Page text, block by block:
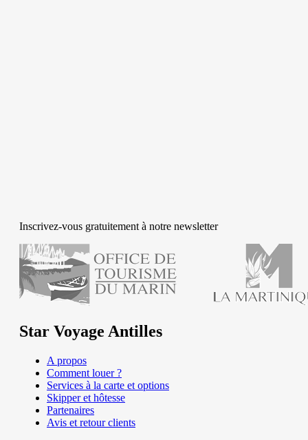
Inscrivez-vous gratuitement à notre newsletter
Star Voyage Antilles
A propos
Comment louer ?
Services à la carte et options
Skipper et hôtesse
Partenaires
Avis et retour clients